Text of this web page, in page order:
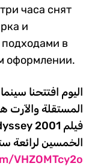
часа снят
и
в
оформлении.
اليوم افتتحنا
المستقلة والآرت
الخمسين لرائعة
VHZOMTcy2o